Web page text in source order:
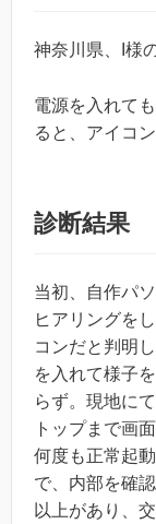
神奈川県、I様
電源を入れて
ると、アイコ
診断結果
当初、自作パ
ヒアリングを
コンだと判明
を入れて様子
らず。現地に
トップまで画
何度も正常起
で、内部を確
以上があり、